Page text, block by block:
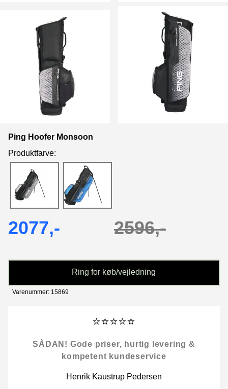
Ping Hoofer Monsoon
Produktfarve:
2077,- 2596,-
Ring for køb/vejledning
Varenummer: 15869
⭐⭐⭐⭐⭐
SÅDAN! Gode priser, hurtig levering &
kompetent kundeservice
Henrik Kaustrup Pedersen